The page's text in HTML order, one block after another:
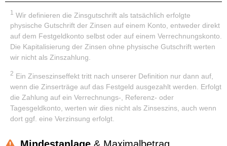
1 Wir definieren die Zinsgutschrift als tatsächlich erfolgte
physische Gutschrift der Zinsen auf einem Konto, entweder direkt
auf dem Festgeldkonto selbst oder auf einem Verrechnungskonto.
Die Kapitalisierung der Zinsen ohne physische Gutschrift werten
wir nicht als Zinszahlung.
2 Ein Zinseszinseffekt tritt nach unserer Definition nur dann auf,
wenn die Zinserträge auf das Festgeld ausgezahlt werden. Erfolgt
die Zahlung auf ein Verrechnungs-, Referenz- oder
Tagesgeldkonto, werten wir dies nicht als Zinseszins, auch wenn
dort ggf. eine Verzinsung erfolgt.